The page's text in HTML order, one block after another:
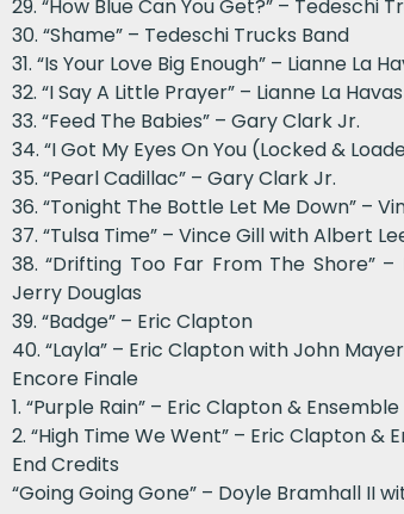
29. “How Blue Can You Get?” – Tedeschi
30. “Shame” – Tedeschi Trucks Band
31. “Is Your Love Big Enough” – Lianne La
32. “I Say A Little Prayer” – Lianne La Havas
33. “Feed The Babies” – Gary Clark Jr.
34. “I Got My Eyes On You (Locked &
35. “Pearl Cadillac” – Gary Clark Jr.
36. “Tonight The Bottle Let Me Down” –
37. “Tulsa Time” – Vince Gill with Albert
38. “Drifting Too Far From The Shore”
Jerry Douglas
39. “Badge” – Eric Clapton
40. “Layla” – Eric Clapton with John
Encore Finale
1. “Purple Rain” – Eric Clapton & Ensemble
2. “High Time We Went” – Eric Clapton &
End Credits
“Going Going Gone” – Doyle Bramhall II